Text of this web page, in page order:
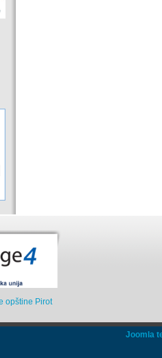
opštine Pirot
Joomla